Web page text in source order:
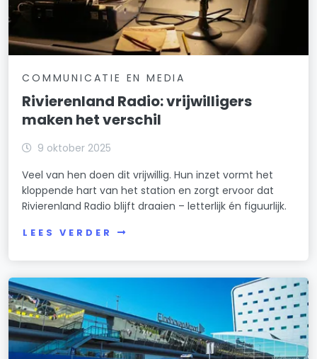
COMMUNICATIE EN MEDIA
Rivierenland Radio: vrijwilligers
maken het verschil
9 oktober 2025
Veel van hen doen dit vrijwillig. Hun inzet vormt het
kloppende hart van het station en zorgt ervoor dat
Rivierenland Radio blijft draaien – letterlijk én figuurlijk.
LEES VERDER